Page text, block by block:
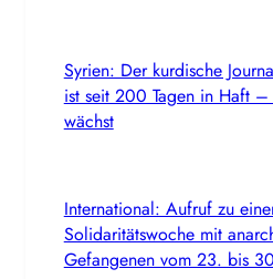
Syrien: Der kurdische
ist seit 200 Tagen in Haft
wächst
International: Aufruf zu
Solidaritätswoche mit
Gefangenen vom 23. bis